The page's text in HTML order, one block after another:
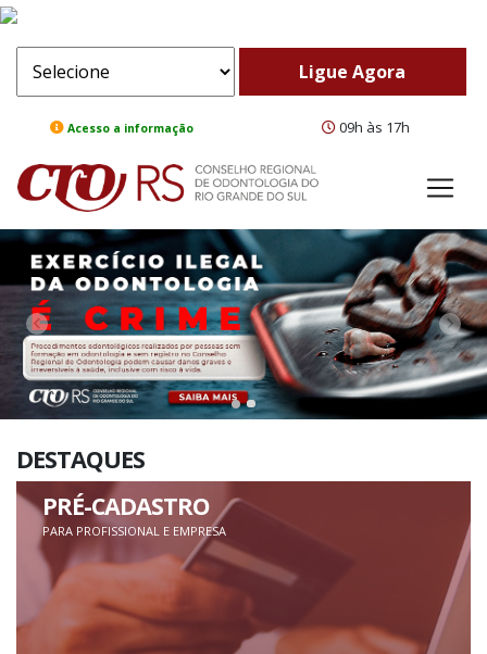
Acesso a informação 09h às 17h
ComeBack
DESTAQUES
PRÉ-CADASTRO
PARA PROFISSIONAL E EMPRESA